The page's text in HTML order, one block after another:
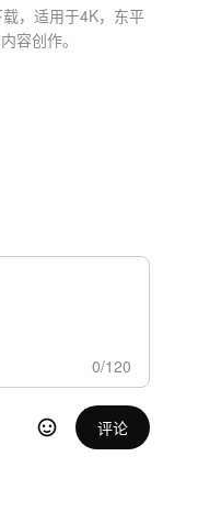
，适用于4K，东平
容创作。
0/120
评论